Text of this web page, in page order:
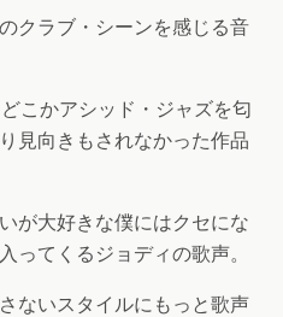
クラブ・シーンを感じる音
こかアシッド・ジャズを匂
見向きもされなかった作品
が大好きな僕にはクセにな
ってくるジョディの歌声。
ないスタイルにもっと歌声